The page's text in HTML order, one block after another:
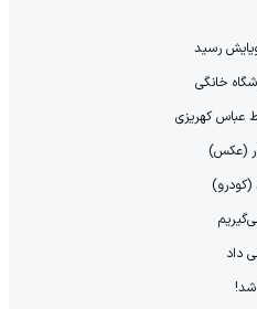
رسید
خانگی
عباس کهریزی
(عکس)
داد
شد!